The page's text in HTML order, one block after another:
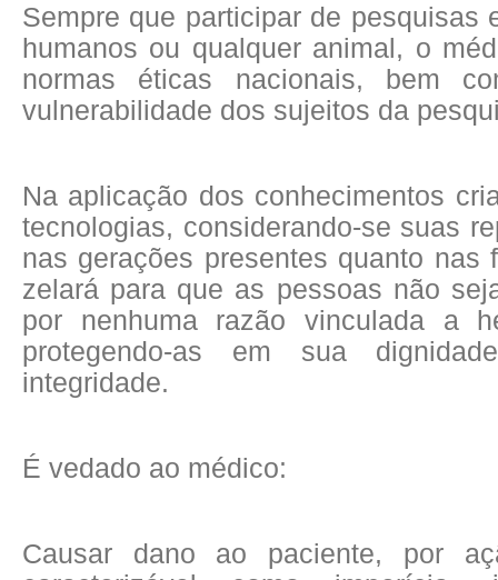
Sempre que participar de pesquisas
humanos ou qualquer animal, o
normas éticas nacionais, bem
vulnerabilidade dos sujeitos da
Na aplicação dos conhecimentos
tecnologias, considerando-se suas
nas gerações presentes quanto nas
zelará para que as pessoas não
por nenhuma razão vinculada a
protegendo-as em sua
integridade.
É vedado ao médico:
Causar dano ao paciente, por